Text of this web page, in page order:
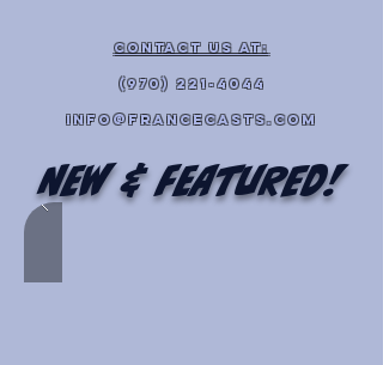
contact Us at:
(970) 221-4044
info@francecasts.com
New & Featured!